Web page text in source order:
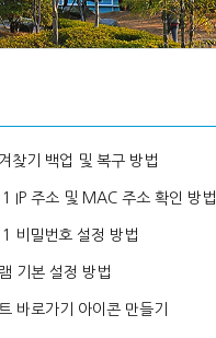
찾기 백업 및 복구 방법
IP 주소 및 MAC 주소 확인 방법
비밀번호 설정 방법
기본 설정 방법
바로가기 아이콘 만들기